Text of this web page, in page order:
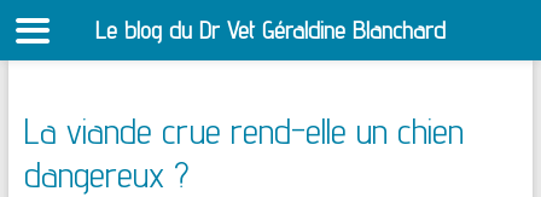
La viande crue rend-elle un chien
dangereux ?
Le blog du Dr Vet Géraldine Blanchard